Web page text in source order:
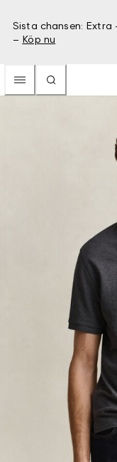
Sista chansen: Extra
– Köp nu